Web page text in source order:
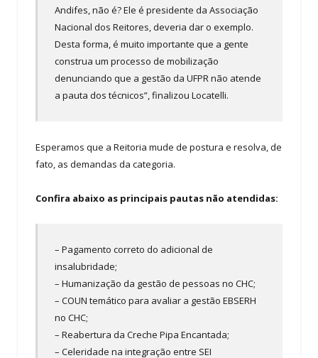
Andifes, não é? Ele é presidente da Associação
Nacional dos Reitores, deveria dar o exemplo.
Desta forma, é muito importante que a gente
construa um processo de mobilização
denunciando que a gestão da UFPR não atende
a pauta dos técnicos”, finalizou Locatelli.
Esperamos que a Reitoria mude de postura e resolva, de
fato, as demandas da categoria.
Confira abaixo as principais pautas não atendidas:
– Pagamento correto do adicional de
insalubridade;
– Humanização da gestão de pessoas no CHC;
– COUN temático para avaliar a gestão EBSERH
no CHC;
– Reabertura da Creche Pipa Encantada;
– Celeridade na integração entre SEI